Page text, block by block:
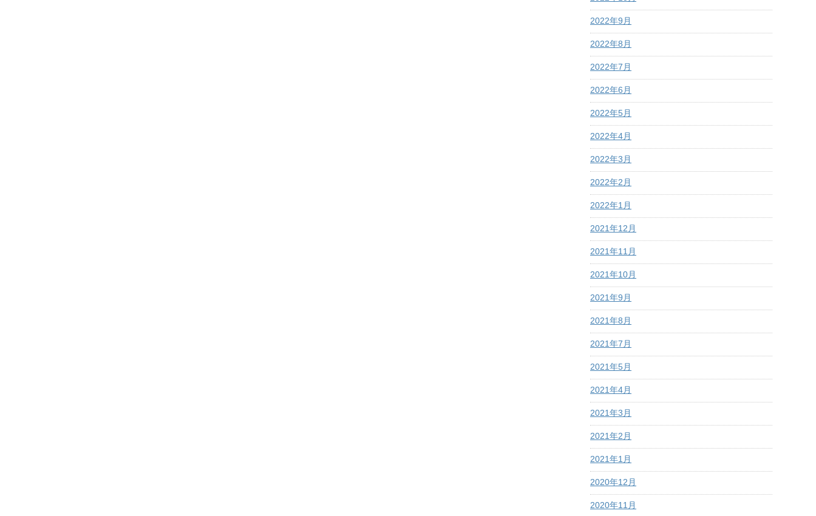
2022年9月
2022年8月
2022年7月
2022年6月
2022年5月
2022年4月
2022年3月
2022年2月
2022年1月
2021年12月
2021年11月
2021年10月
2021年9月
2021年8月
2021年7月
2021年5月
2021年4月
2021年3月
2021年2月
2021年1月
2020年12月
2020年11月